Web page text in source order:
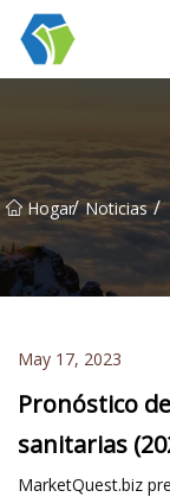
Grupo
Hogar/ Noticias /
May 17, 2023
Pronóstico
sanitarias
MarketQuest.biz